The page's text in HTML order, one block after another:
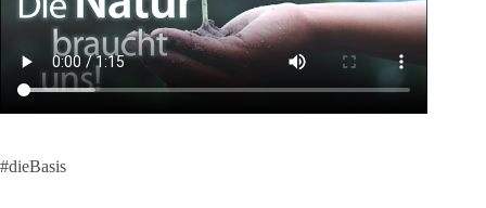
#dieBasis